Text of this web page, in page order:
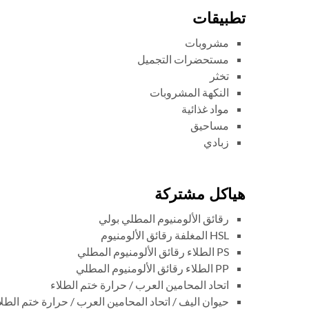
تطبيقات
مشروبات
مستحضرات التجميل
تخثر
النكهة المشروبات
مواد غذائية
مساحيق
زبادي
هياكل مشتركة
رقائق الألومنيوم المطلي بولي
HSL المغلفة رقائق الألومنيوم
PS الطلاء رقائق الألومنيوم المطلي
PP الطلاء رقائق الألومنيوم المطلي
اتحاد المحامين العرب / حرارة ختم الطلاء
حيوان اليف / اتحاد المحامين العرب / حرارة ختم